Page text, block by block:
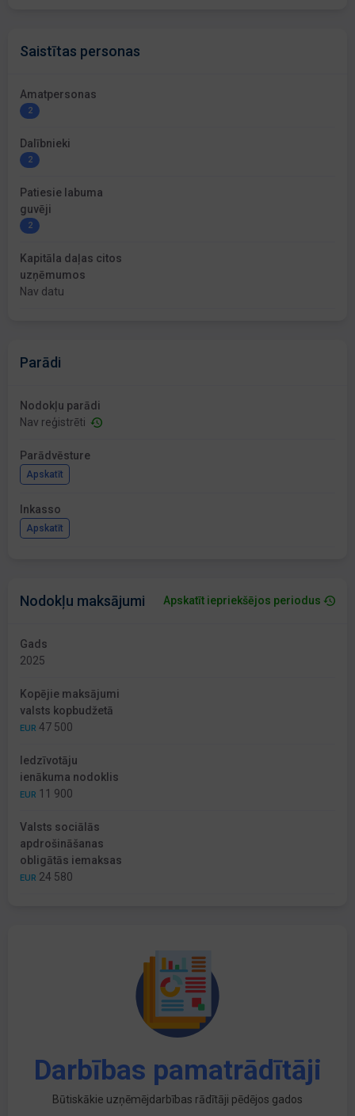
Saistītas personas
Amatpersonas
2
Dalībnieki
2
Patiesie labuma
guvēji
2
Kapitāla daļas citos
uzņēmumos
Nav datu
Parādi
Nodokļu parādi
Nav reģistrēti
Parādvēsture
Apskatīt
Inkasso
Apskatīt
Nodokļu maksājumi Apskatīt iepriekšējos periodus
Gads
2025
Kopējie maksājumi
valsts kopbudžetā
EUR 47 500
Iedzīvotāju
ienākuma nodoklis
EUR 11 900
Valsts sociālās
apdrošināšanas
obligātās iemaksas
EUR 24 580
Darbības pamatrādītāji
Būtiskākie uzņēmējdarbības rādītāji pēdējos gados